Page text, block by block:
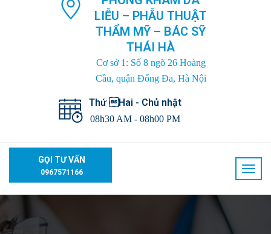
LIỄU – PHẪU THUẬT
THẨM MỸ – BÁC SỸ
THÁI HÀ
Cơ sở 1: Số 8 ngõ 26 Hoàng
Cầu, quận Đống Đa, Hà Nội
Thứ Hai - Chủ nhật
08h30 AM - 08h00 PM
GỌI TƯ VẤN
0967571166